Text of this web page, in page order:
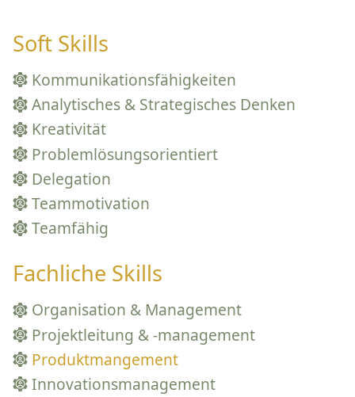
Soft Skills
Kommunikationsfähigkeiten
Analytisches & Strategisches Denken
Kreativität
Problemlösungsorientiert
Delegation
Teammotivation
Teamfähig
Fachliche Skills
Organisation & Management
Projektleitung & -management
Produktmangement
Innovationsmanagement